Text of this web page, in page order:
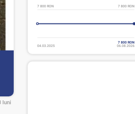
luni
7 800 RON 7 800 RON
7 800 RON
04.03.2025
06.08.2026